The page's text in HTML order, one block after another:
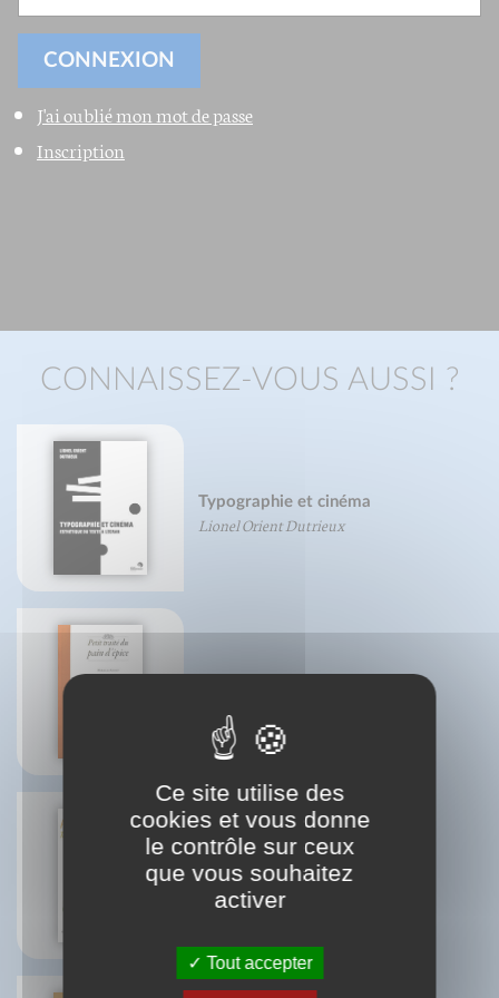
J'ai oublié mon mot de passe
Inscription
CONNAISSEZ-VOUS AUSSI ?
Typographie et cinéma
Lionel Orient Dutrieux
Pâtes, je vous aime....
Line De Smet
Olivier Gaudant
Ce site utilise des
cookies et vous donne
le contrôle sur ceux
que vous souhaitez
activer
Tout accepter